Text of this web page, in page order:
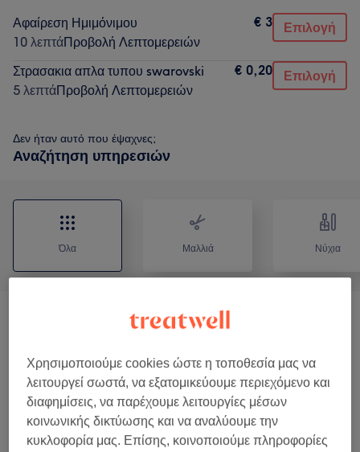
Αφαίρεση Ημιμόνιμου
10 λεπτάΠροβολή Λεπτομερειών
€ 3 Επιλογή
Στρασακια απλα τυπου swarovski
5 λεπτάΠροβολή Λεπτομερειών
€ 0,20 Επιλογή
Δεν ήταν αυτό που έψαχνες;
Αναζήτηση υπηρεσιών
Όλα Μαλλιά Νύχια
)
Κούρεμα Γυναικείο (2) από € 5
Χτενίσματα (13) από € 8
Θεραπείες Μαλλιών (11) από € 5
Χρησιμοποιούμε cookies ώστε η τοποθεσία μας να
λειτουργεί σωστά, να εξατομικεύουμε περιεχόμενο και
διαφημίσεις, να παρέχουμε λειτουργίες μέσων
κοινωνικής δικτύωσης και να αναλύουμε την
κυκλοφορία μας. Επίσης, κοινοποιούμε πληροφορίες